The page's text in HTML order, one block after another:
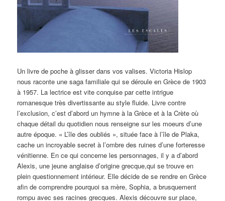
Un livre de poche à glisser dans vos valises. Victoria Hislop
nous raconte une saga familiale qui se déroule en Grèce de 1903
à 1957. La lectrice est vite conquise par cette intrigue
romanesque très divertissante au style fluide. Livre contre
l’exclusion, c’est d’abord un hymne à la Grèce et à la Crète où
chaque détail du quotidien nous renseigne sur les moeurs d’une
autre époque. « L’île des oubliés », située face à l’île de Plaka,
cache un incroyable secret à l’ombre des ruines d’une forteresse
vénitienne. En ce qui concerne les personnages, il y a d’abord
Alexis, une jeune anglaise d’origine grecque,qui se trouve en
plein questionnement intérieur. Elle décide de se rendre en Grèce
afin de comprendre pourquoi sa mère, Sophia, a brusquement
rompu avec ses racines grecques. Alexis découvre sur place,